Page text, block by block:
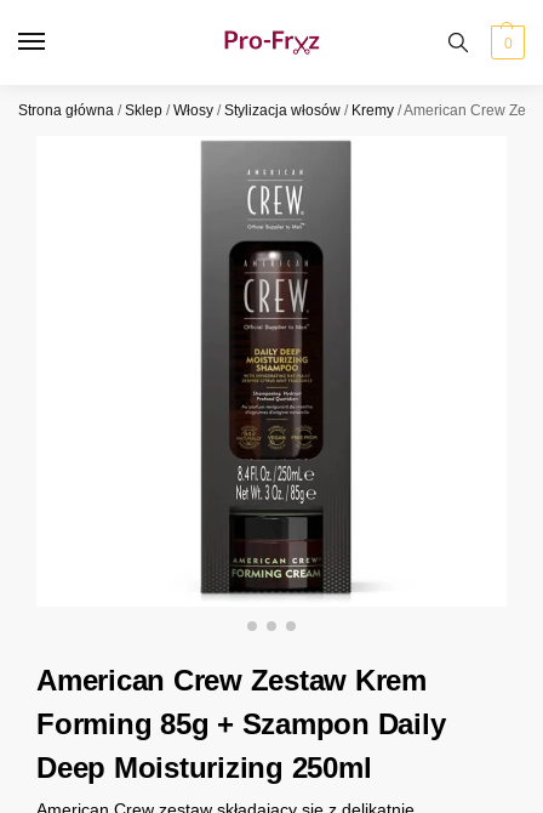
0
Strona główna /Sklep /Włosy /Stylizacja włosów / Kremy /American Crew
American Crew Zestaw Krem
Forming 85g + Szampon Daily
Deep Moisturizing 250ml
American Crew zestaw składający się z delikatnie